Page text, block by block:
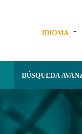
IDIOMA
BÚSQUEDA